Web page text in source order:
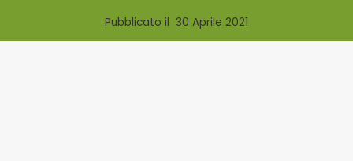
Pubblicato il 30 Aprile 2021